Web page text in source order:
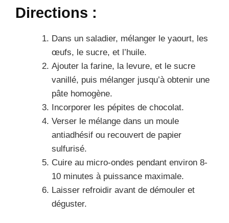
Directions :
Dans un saladier, mélanger le yaourt, les
œufs, le sucre, et l’huile.
Ajouter la farine, la levure, et le sucre
vanillé, puis mélanger jusqu’à obtenir une
pâte homogène.
Incorporer les pépites de chocolat.
Verser le mélange dans un moule
antiadhésif ou recouvert de papier
sulfurisé.
Cuire au micro-ondes pendant environ 8-
10 minutes à puissance maximale.
Laisser refroidir avant de démouler et
déguster.